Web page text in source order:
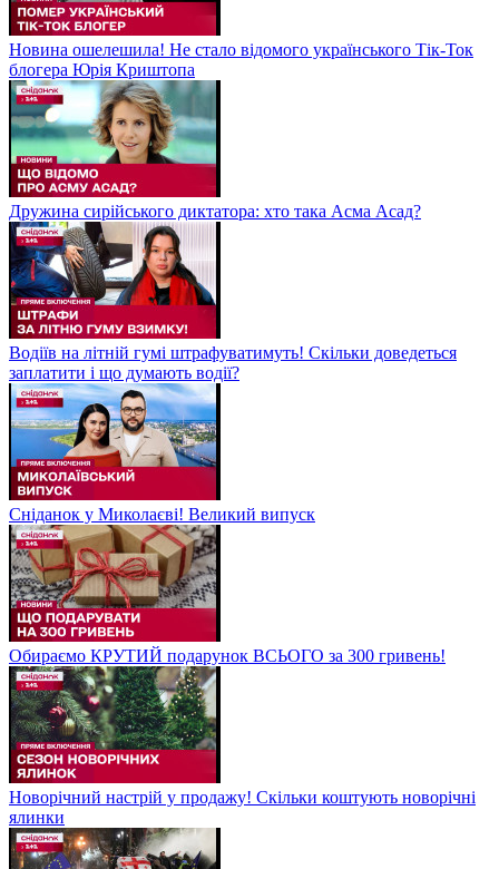
Новина ошелешила! Не стало відомого українського Тік-Ток
блогера Юрія Криштопа
Дружина сирійського диктатора: хто така Асма Асад?
Водіїв на літній гумі штрафуватимуть! Скільки доведеться
заплатити і що думають водії?
Сніданок у Миколаєві! Великий випуск
Обираємо КРУТИЙ подарунок ВСЬОГО за 300 гривень!
Новорічний настрій у продажу! Скільки коштують новорічні
ялинки